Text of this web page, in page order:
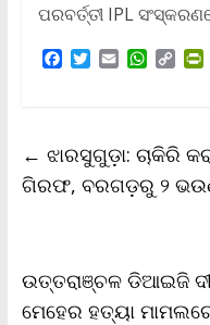
ପରବର୍ତ୍ତୀ IPL
F
o
o
k
T
e
r
E
W
A
p
p
C
i
n
k
r
i
l
← ଝାରସୁଗୁଡ଼ା: ଚାକିରି
ଗିରଫ, ବରଗଡ଼ରୁ ୨
ଉତ୍ତରାଞ୍ଚଳ ଡିଆଇଜି
ମେହେର ହତ୍ୟା